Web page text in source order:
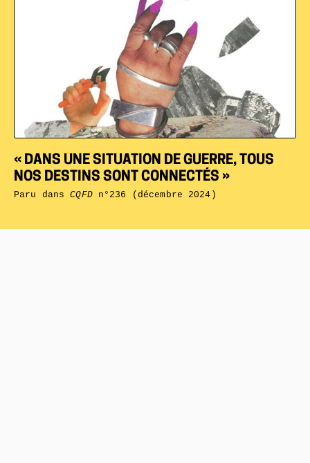
« DANS UNE SITUATION DE GUERRE, TOUS
NOS DESTINS SONT CONNECTÉS »
Paru dansCQFDn°236 (décembre 2024)